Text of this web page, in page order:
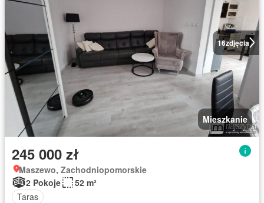
16zdjęcia
Mieszkanie
245 000 zł
Maszewo, Zachodniopomorskie
2 Pokoje
52 m²
Taras